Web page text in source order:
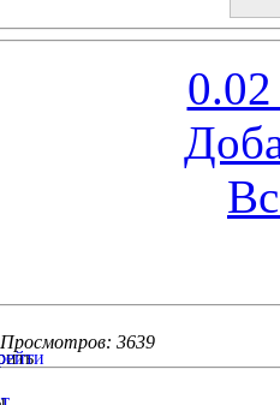
Просмотров: 3639